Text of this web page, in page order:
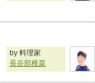
by 料理家
長谷部稚菜